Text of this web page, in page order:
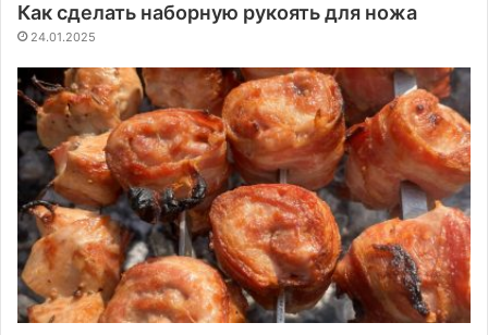
Как сделать наборную рукоять для ножа
24.01.2025